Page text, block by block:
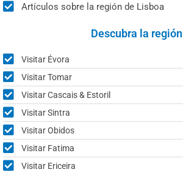
Artículos sobre la región de Lisboa
Descubra la región
Visitar Évora
Visitar Tomar
Visitar Cascais & Estoril
Visitar Sintra
Visitar Obidos
Visitar Fatima
Visitar Ericeira